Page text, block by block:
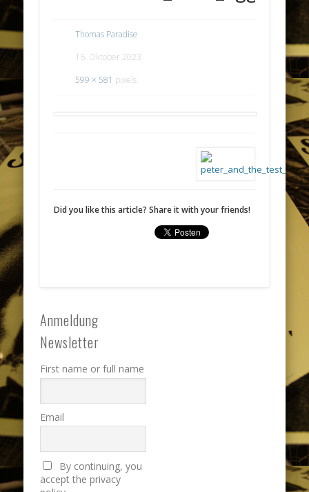
Thomas Paradise
16. Oktober 2023
599 × 581 pixels
Did you like this article? Share it with your friends!
Anmeldung
Newsletter
First name or full name
Email
By continuing, you
accept the privacy